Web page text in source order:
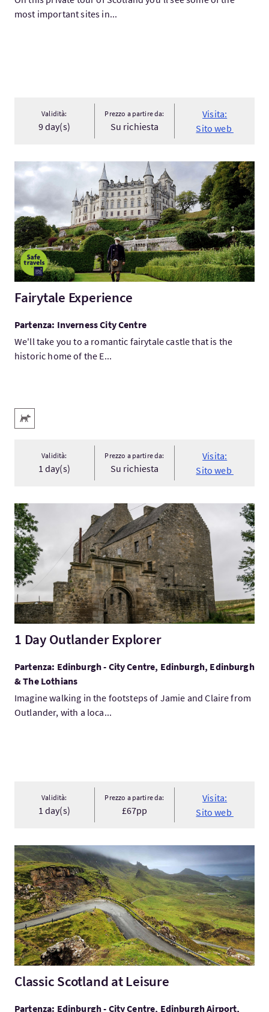
most important sites in...
Validità:
9 day(s)
Prezzo a partire da:
Su richiesta
Visita:
Sito web
Visita:Fairytale Experience
Fairytale Experience
Partenza: Inverness City Centre
We'll take you to a romantic fairytale castle that is the
historic home of the E...
Servizi
Animali domestici benvenuti
Validità:
1 day(s)
Prezzo a partire da:
Su richiesta
Visita:
Sito web
Visita:1 Day Outlander Explorer
1 Day Outlander Explorer
Partenza: Edinburgh - City Centre, Edinburgh, Edinburgh
& The Lothians
Imagine walking in the footsteps of Jamie and Claire from
Outlander, with a loca...
Validità:
1 day(s)
Prezzo a partire da:
£67pp
Visita:
Sito web
Visita:Classic Scotland at Leisure
Classic Scotland at Leisure
Partenza: Edinburgh - City Centre, Edinburgh Airport,